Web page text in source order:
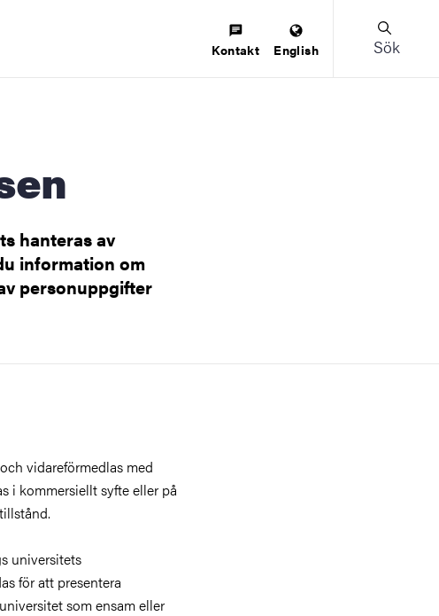
Kontakt English Sök
hanteras av
information om
personuppgifter
vidareförmedlas med
i kommersiellt syfte eller på
universitets
för att presentera
som ensam eller